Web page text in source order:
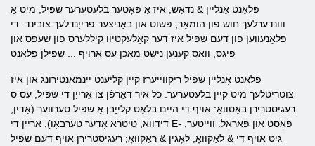
פּלאַנט אָנליין & נדאַש; איז אַ פּאָטער בלעטערער שפּיל, מיט אַ
ווונדערלעך חוש פון הומאָר, פּשוט און באַניצער פרייַנדלעך צובינד. די
פּלאַנעווען פון דעם שפּיל איז דער קאָלעקטיוו קיללערס פון שעפּס און
פּיגס, וואס קענען נישט מאַכן עס אַרויף ... שפּילן פּלאַנט
פּלאַנט אָנליין שפּיל ריקווייערז קיין קליענט ייַנמאָנטירונג און איז
צוטריטלעך מיט קיין בלעטערער. כל איר דאַרפֿן צו אַרייַן די שפּיל, עס ס
רעגיסטרירן באָטוואַ: אויף די היים בלאַט קלייַבן אַ שפּיל סערווער (אַדין,
דידוואַ, טיטראַ אָדער טערבאָו), אַרייַן די E- פּאָסט און פּאַראָל. ווייַטער,
גיט אויף די & לאַקוואָ, לאָגין & ראַקוואָ; רעגיסטרירן אויף דעם שפּיל